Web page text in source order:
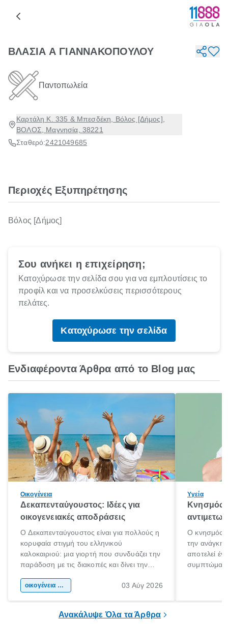
ΒΛΑΣΙΑ Α ΓΙΑΝΝΑΚΟΠΟΥΛΟΥ
Παντοπωλεία
Καρτάλη Κ. 335 & Μπεσδέκη, Βόλος [Δήμος],
ΒΟΛΟΣ, Μαγνησία, 38221
Σταθερό:2421049685
Περιοχές Εξυπηρέτησης
Βόλος [Δήμος]
Σου ανήκει η επιχείρηση;
Κατοχύρωσε την σελίδα σου για να εμπλουτίσεις το
προφίλ και να προσελκύσεις περισσότερους
πελάτες.
Κατοχύρωσε την σελίδα
Ενδιαφέροντα Άρθρα από το Blog μας
Οικογένεια
Δεκαπενταύγουστος: Ιδέες για
οικογενειακές αποδράσεις
Ο Δεκαπενταύγουστος είναι για πολλούς η
κορυφαία στιγμή του ελληνικού
καλοκαιριού: μια γιορτή που συνδυάζει την
παράδοση με τις διακοπές και δίνει την
χώρας. Είτε πρόκειται για λίγες μέρες
οικογένεια & παιδί 03 Αύγ 2026
Υγεία
Κνησμός:
Ο κνησμός
την ανάγκη
αποτελεί
Ανακάλυψε Όλα τα Άρθρα